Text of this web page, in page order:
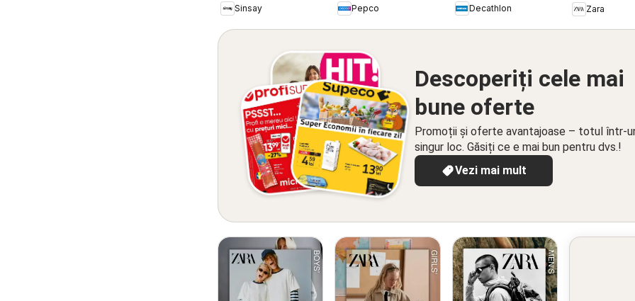
Sinsay
Pepco
Decathlon
Zara
Descoperiți cele mai
bune oferte
Promoții și oferte avantajoase – totul într-
singur loc. Găsiți ce e mai bun pentru dvs.!
Vezi mai mult